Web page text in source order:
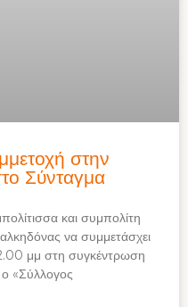
στην
Σύνταγμα
και συμπολίτη
να συμμετάσχει
μμ στη συγκέντρωση
«Σύλλογος